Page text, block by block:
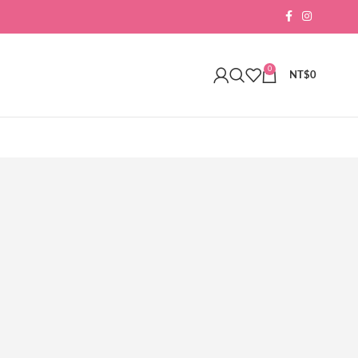
0
NT$0